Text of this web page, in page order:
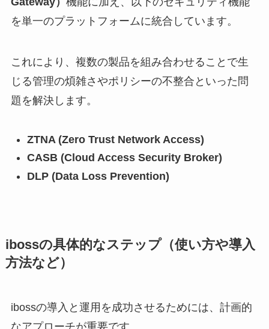
を単一のプラットフォームに統合しています。
これにより、複数の製品を組み合わせることで生
じる管理の煩雑さやポリシーの不整合といった問
題を解決します。
ZTNA (Zero Trust Network Access)
CASB (Cloud Access Security Broker)
DLP (Data Loss Prevention)
ibossの具体的なステップ（使い方や導入
方法など）
ibossの導入と運用を成功させるためには、計画的
なアプローチが重要です。